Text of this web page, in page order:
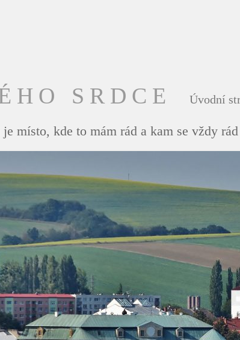
SRDCE Úvodní
místo, kde to mám rád a kam se vždy